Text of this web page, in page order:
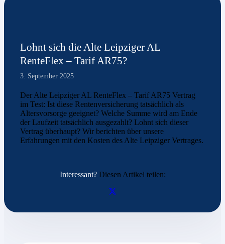
Lohnt sich die Alte Leipziger AL
RenteFlex – Tarif AR75?
3. September 2025
Der Alte Leipziger AL RenteFlex – Tarif AR75 Vertrag
im Test: Ist diese Rentenversicherung tatsächlich als
Altersvorsorge geeignet? Welche Summe wird am Ende
der Laufzeit tatsächlich ausgezahlt? Lohnt sich dieser
Vertrag überhaupt? Wir berichten über unsere
Erfahrungen mit den Kosten des Alte Leipziger Vertrages.
Interessant?Diesen Artikel teilen: